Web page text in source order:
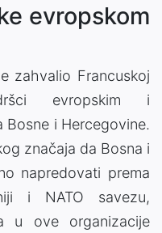
evropskom
zahvalio Francuskoj
evropskim i
Bosne i Hercegovine.
značaja da Bosna i
napredovati prema
i NATO savezu,
u ove organizacije